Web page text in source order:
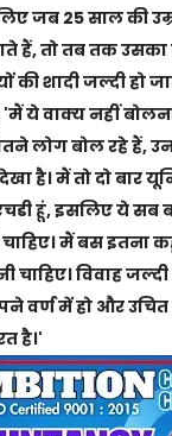
जब 25 साल की
हैं, तो तब तक
की शादी जल्दी हो
'मैं ये वाक्य नहीं
लोग बोल रहे हैं,
है। मैं तो दो बार
हूं, इसलिए ये सब
मैं बस इतना
चाहिए। विवाह जल्दी
वर्ण में हो और
है।'